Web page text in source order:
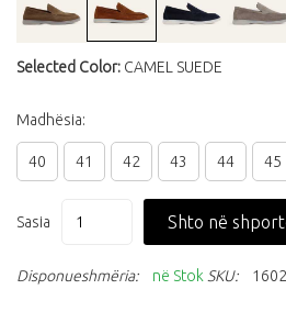
Selected Color: CAMEL SUEDE
Madhësia:
40 41 42 43 44 45
Sasia Shto në
Disponueshmëria: në Stok SKU: